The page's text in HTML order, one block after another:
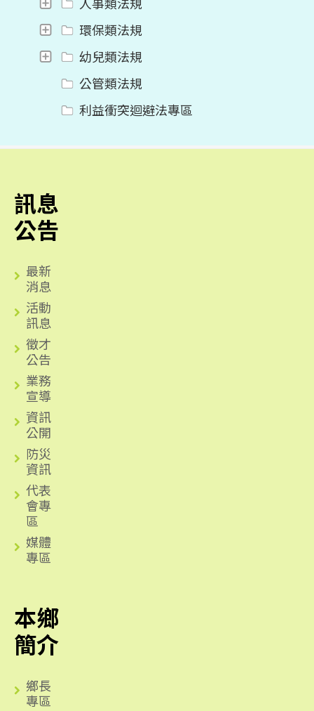
環保類法規
幼兒類法規
公管類法規
利益衝突迴避法專區
訊息
公告
最新
消息
活動
訊息
徵才
公告
業務
宣導
資訊
公開
防災
資訊
代表
會專
區
媒體
專區
本鄉
簡介
鄉長
專區